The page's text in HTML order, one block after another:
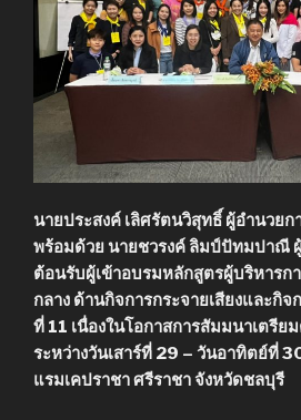
นายประสงค์ เลิศรัตนวิสุทธิ์ ผู้อำนวย
พร้อมด้วย นายชวรงค์ ลิมป์ปัทมปาณี
ต้อนรับผู้เข้าอบรมหลักสูตรผู้บริหารก
กลาง ด้านกิจการกระจายเสียงและกิ
ที่ 11 เนื่องในโอกาสการสัมมนาเตรีย
ระหว่างวันเสาร์ที่ 29 – วันอาทิตย์ที่
แรมเคปราชา ศรีราชา จังหวัดชลบุรี